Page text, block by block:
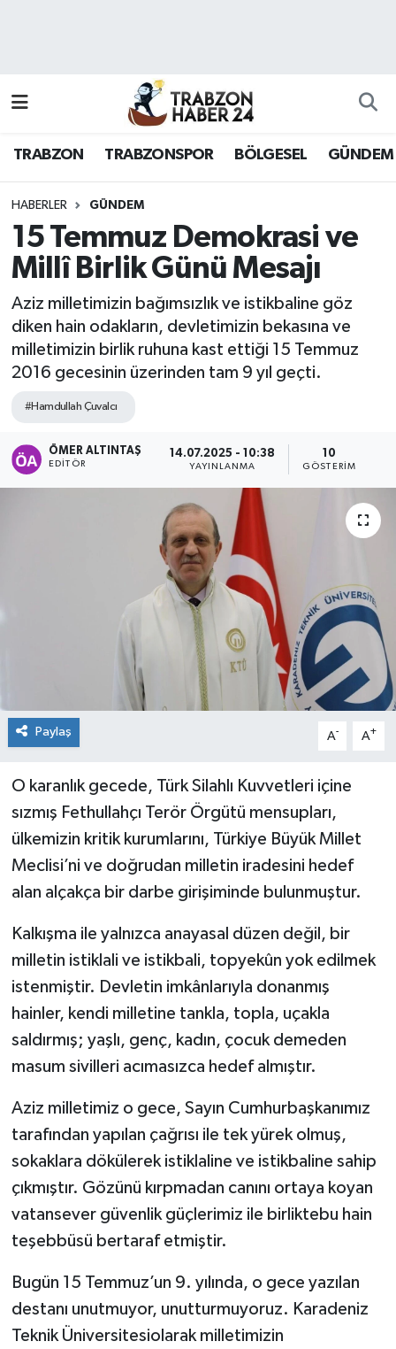
TRABZON TRABZONSPOR BÖLGESEL GÜNDEM
HABERLER GÜNDEM
15 Temmuz Demokrasi ve
Millî Birlik Günü Mesajı
Aziz milletimizin bağımsızlık ve istikbaline göz
diken hain odakların, devletimizin bekasına ve
milletimizin birlik ruhuna kast ettiği 15 Temmuz
2016 gecesinin üzerinden tam 9 yıl geçti.
#Hamdullah Çuvalcı
ÖMER ALTINTAŞ
EDITÖR
14.07.2025 - 10:38
YAYINLANMA
10
GÖSTERIM
Paylaş A- A+
O karanlık gecede, Türk Silahlı Kuvvetleri içine
sızmış Fethullahçı Terör Örgütü mensupları,
ülkemizin kritik kurumlarını, Türkiye Büyük Millet
Meclisi’ni ve doğrudan milletin iradesini hedef
alan alçakça bir darbe girişiminde bulunmuştur.
Kalkışma ile yalnızca anayasal düzen değil, bir
milletin istiklali ve istikbali, topyekûn yok edilmek
istenmiştir. Devletin imkânlarıyla donanmış
hainler, kendi milletine tankla, topla, uçakla
saldırmış; yaşlı, genç, kadın, çocuk demeden
masum sivilleri acımasızca hedef almıştır.
Aziz milletimiz o gece, Sayın Cumhurbaşkanımız
tarafından yapılan çağrısı ile tek yürek olmuş,
sokaklara dökülerek istiklaline ve istikbaline sahip
çıkmıştır. Gözünü kırpmadan canını ortaya koyan
vatansever güvenlik güçlerimiz ile birliktebu hain
teşebbüsü bertaraf etmiştir.
Bugün 15 Temmuz’un 9. yılında, o gece yazılan
destanı unutmuyor, unutturmuyoruz. Karadeniz
Teknik Üniversitesiolarak milletimizin
Hava Durumu
Namaz Vakitleri
Trafik Durumu
Süper Lig Puan Durumu ve Fikstür
Son Dakika Haberleri
Haber Arşivi